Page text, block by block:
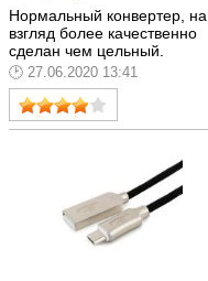
Нормальный конвертер, на
взгляд более качественно
сделан чем цельный.
27.06.2020 13:41